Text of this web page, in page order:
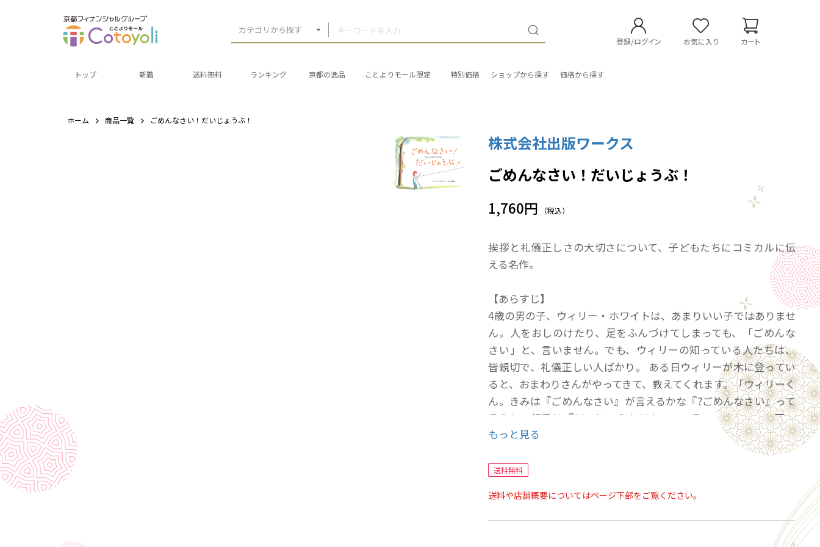
カテゴリから探す
登録/ログイン お気に入り カート
トップ 新着 送料無料 ランキング 京都の逸品 ことよりモール限定 特別価格 ショップから探す 価格から探す
ホーム 商品一覧 ごめんなさい！だいじょうぶ！
株式会社出版ワークス
ごめんなさい！だいじょうぶ！
1,760円 （税込）
挨拶と礼儀正しさの大切さについて、子どもたちにコミカルに伝
える名作。
【あらすじ】
4歳の男の子、ウィリー・ホワイトは、あまりいい子ではありませ
ん。人をおしのけたり、足をふんづけてしまっても、「ごめんな
さい」と、言いません。でも、ウィリーの知っている人たちは、
皆親切で、礼儀正しい人ばかり。 ある日ウィリーが木に登ってい
ると、おまわりさんがやってきて、教えてくれます。「ウィリーく
ん。きみは『ごめんなさい』が言えるかな『?ごめんなさい』って
言うと、相手は『だいじょうぶだよ』って言ってくれて、お互い
がいい気持ちになれるんだよ」。そこでウィリーくん「ごめんな
さい」を言ってみることに。最初はちょうちょに、金魚に、次は
動物たちに。最後は近所の人に言ってみました。するとみんなは
それからウィリーくんはとっても、いい子になりました。だっ
て、「ごめんなさい!」と「だいじょうぶ!」をうまく使えるからで
もっと見る
送料無料
送料や店舗概要についてはページ下部をご覧ください。